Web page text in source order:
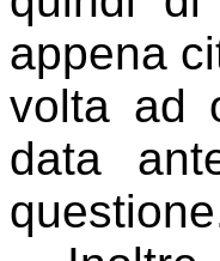
appena
volta ad
data